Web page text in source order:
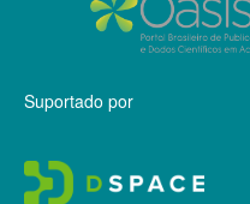
Suportado por